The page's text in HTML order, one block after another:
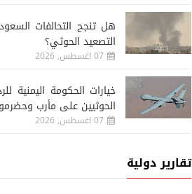
هل تنجح التحالفات
التصعيد الحوثي؟
07 اغسطس, 2026
خيارات الحكومة اليمنية
الحوثيين على مأرب
07 اغسطس, 2026
تقارير دولية